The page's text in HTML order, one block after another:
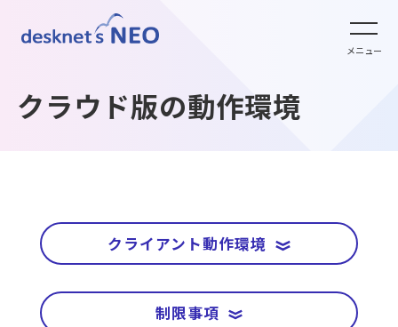
メニュー
クラウド版の特長
パッケージ版の特長
他社グループウェアからの乗換 hot!
ご利用環境について
全文検索システム Neuron ES
クラウド版オプション
連携ツール
クラウド版連携ツール
パッケージ版ライセンス価格
パッケージ版ご購入の流れ
クラウド版の動作環境
クライアント動作環境
制限事項